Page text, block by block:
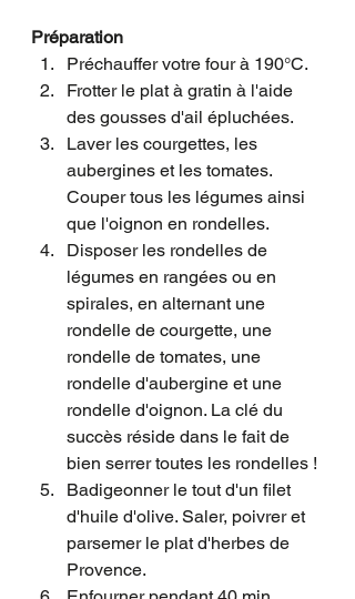
Préparation
Préchauffer votre four à 190°C.
Frotter le plat à gratin à l'aide
des gousses d'ail épluchées.
Laver les courgettes, les
aubergines et les tomates.
Couper tous les légumes ainsi
que l'oignon en rondelles.
Disposer les rondelles de
légumes en rangées ou en
spirales, en alternant une
rondelle de courgette, une
rondelle de tomates, une
rondelle d'aubergine et une
rondelle d'oignon. La clé du
succès réside dans le fait de
bien serrer toutes les rondelles !
Badigeonner le tout d'un filet
d'huile d'olive. Saler, poivrer et
parsemer le plat d'herbes de
Provence.